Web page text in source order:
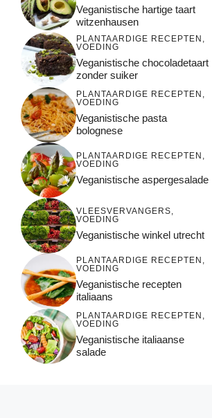
Veganistische hartige taart
witzenhausen
PLANTAARDIGE RECEPTEN
VOEDING
Veganistische chocoladetaart
zonder suiker
PLANTAARDIGE RECEPTEN
VOEDING
Veganistische pasta
bolognese
PLANTAARDIGE RECEPTEN
VOEDING
Veganistische aspergesalade
VLEESVERVANGERS
VOEDING
Veganistische winkel utrecht
PLANTAARDIGE RECEPTEN
VOEDING
Veganistische recepten
italiaans
PLANTAARDIGE RECEPTEN
VOEDING
Veganistische italiaanse
salade